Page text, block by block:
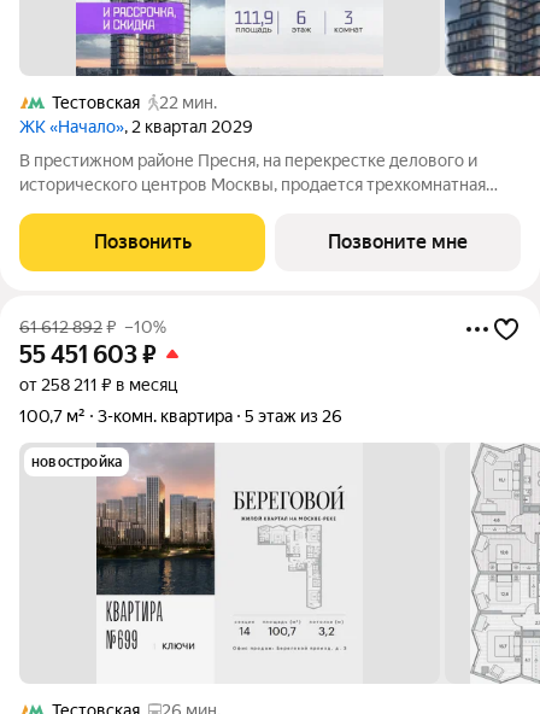
Тестовская
22 мин.
ЖК «Начало», 2 квартал 2029
В престижном районе Пресня, на перекрестке делового и
исторического центров Москвы, продается трехкомнатная
находится на 6 этаже 11-этажного дома, в новом элитном
жилом комплексе «Начало» от
Позвонить Позвоните мне
61 612 892₽ –10%
55 451 603₽
от 258 211 ₽ в месяц
100,7 м²
3-комн. квартира 5 этаж из 26
новостройка